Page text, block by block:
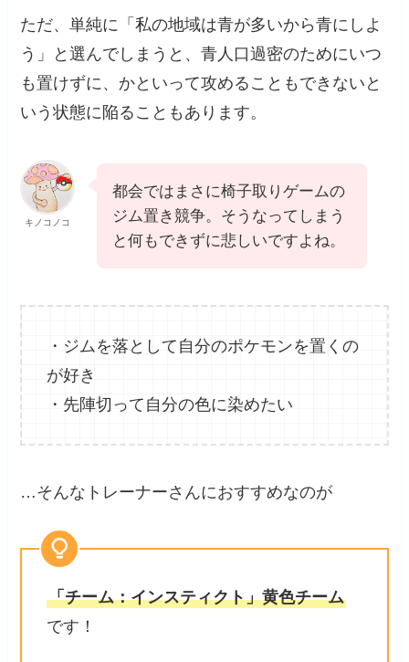
ただ、単純に「私の地域は青が多いから青にしよ
う」と選んでしまうと、青人口過密のためにいつ
も置けずに、かといって攻めることもできないと
いう状態に陥ることもあります。
キノコノコ
都会ではまさに椅子取りゲームの
ジム置き競争。そうなってしまう
と何もできずに悲しいですよね。
・ジムを落として自分のポケモンを置くの
が好き
・先陣切って自分の色に染めたい
…そんなトレーナーさんにおすすめなのが
「チーム：インスティクト」黄色チーム
です！